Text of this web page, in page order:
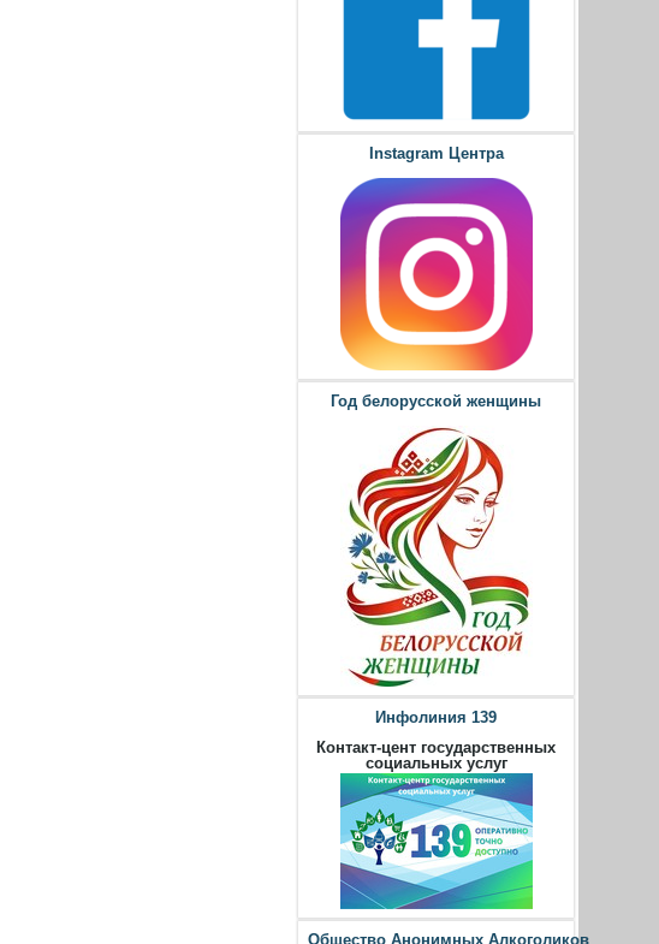
Instagram Центра
Год белорусской женщины
Инфолиния 139
Контакт-цент государственных
социальных услуг
Общество Анонимных Алкоголиков